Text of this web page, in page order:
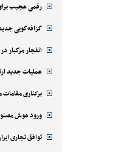
رقمی عجیب
گزافه‌گویی
انفجار مرگبار
عملیات جدید
برکناری مقامات
ورود هوش
توافق تجاری